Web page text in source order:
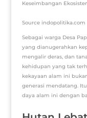
Source indopolitika.com
Sebagai warga Desa
yang dianugerahkan
mengalir deras, dan
kehidupan yang tak
kekayaan alam ini
generasi mendatang.
daya alam ini dengan